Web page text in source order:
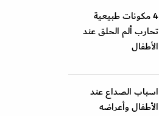
4 مكونات طبيعية
تحارب ألم الحلق عند
الأطفال
اسباب الصداع عند
الأطفال وأعراضه